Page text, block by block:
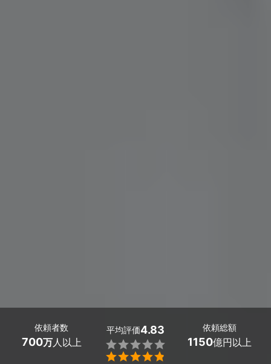
依頼者数
700万人以上
平均評価4.83


依頼総額
1150億円以上